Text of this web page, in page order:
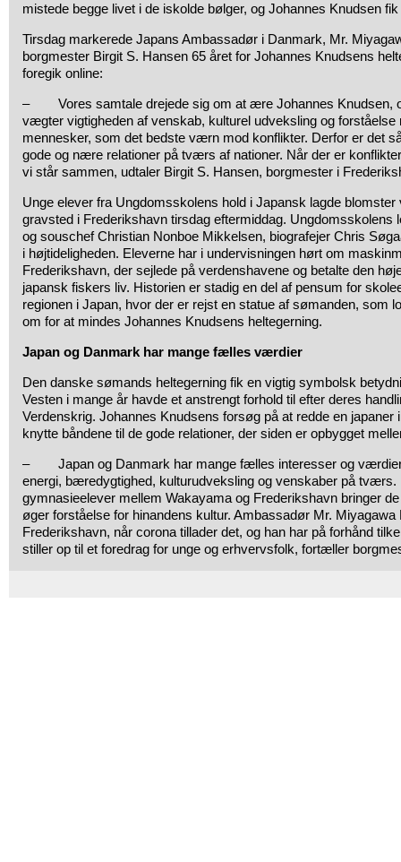
mistede begge livet i de iskolde bølger, og Johannes Knudsen
Tirsdag markerede Japans Ambassadør i Danmark, Mr.
borgmester Birgit S. Hansen 65 året for Johannes Knudsens
foregik online:
– Vores samtale drejede sig om at ære Johannes Knudsen,
vægter vigtigheden af venskab, kulturel udveksling og forståelse
mennesker, som det bedste værn mod konflikter. Derfor er det
gode og nære relationer på tværs af nationer. Når der er
vi står sammen, udtaler Birgit S. Hansen, borgmester i
Unge elever fra Ungdomsskolens hold i Japansk lagde
gravsted i Frederikshavn tirsdag eftermiddag. Ungdomsskolens
og souschef Christian Nonboe Mikkelsen, biografejer Chris
i højtideligheden. Eleverne har i undervisningen hørt om
Frederikshavn, der sejlede på verdenshavene og betalte den
japansk fiskers liv. Historien er stadig en del af pensum for
regionen i Japan, hvor der er rejst en statue af sømanden, som
om for at mindes Johannes Knudsens heltegerning.
Japan og Danmark har mange fælles værdier
Den danske sømands heltegerning fik en vigtig symbolsk
Vesten i mange år havde et anstrengt forhold til efter deres
Verdenskrig. Johannes Knudsens forsøg på at redde en japaner
knytte båndene til de gode relationer, der siden er opbygget
– Japan og Danmark har mange fælles interesser og værdier
energi, bæredygtighed, kulturudveksling og venskaber på tværs.
gymnasieelever mellem Wakayama og Frederikshavn bringer
øger forståelse for hinandens kultur. Ambassadør Mr. Miyagawa
Frederikshavn, når corona tillader det, og han har på forhånd
stiller op til et foredrag for unge og erhvervsfolk, fortæller